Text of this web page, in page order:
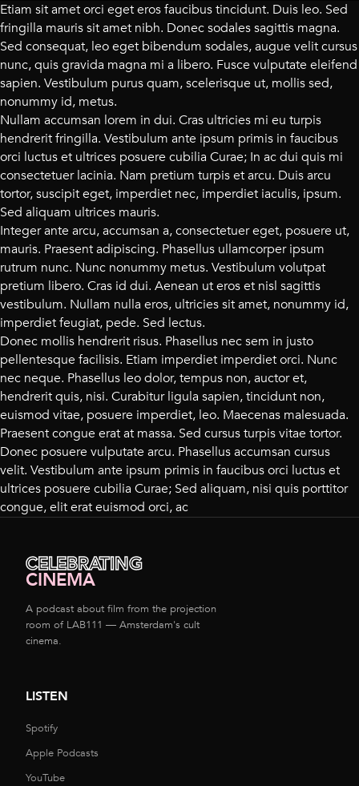
Etiam sit amet orci eget eros faucibus tincidunt. Duis leo. Sed
fringilla mauris sit amet nibh. Donec sodales sagittis magna.
Sed consequat, leo eget bibendum sodales, augue velit cursus
nunc, quis gravida magna mi a libero. Fusce vulputate eleifend
sapien. Vestibulum purus quam, scelerisque ut, mollis sed,
nonummy id, metus.
Nullam accumsan lorem in dui. Cras ultricies mi eu turpis
hendrerit fringilla. Vestibulum ante ipsum primis in faucibus
orci luctus et ultrices posuere cubilia Curae; In ac dui quis mi
consectetuer lacinia. Nam pretium turpis et arcu. Duis arcu
tortor, suscipit eget, imperdiet nec, imperdiet iaculis, ipsum.
Sed aliquam ultrices mauris.
Integer ante arcu, accumsan a, consectetuer eget, posuere ut,
mauris. Praesent adipiscing. Phasellus ullamcorper ipsum
rutrum nunc. Nunc nonummy metus. Vestibulum volutpat
pretium libero. Cras id dui. Aenean ut eros et nisl sagittis
vestibulum. Nullam nulla eros, ultricies sit amet, nonummy id,
imperdiet feugiat, pede. Sed lectus.
Donec mollis hendrerit risus. Phasellus nec sem in justo
pellentesque facilisis. Etiam imperdiet imperdiet orci. Nunc
nec neque. Phasellus leo dolor, tempus non, auctor et,
hendrerit quis, nisi. Curabitur ligula sapien, tincidunt non,
euismod vitae, posuere imperdiet, leo. Maecenas malesuada.
Praesent congue erat at massa. Sed cursus turpis vitae tortor.
Donec posuere vulputate arcu. Phasellus accumsan cursus
velit. Vestibulum ante ipsum primis in faucibus orci luctus et
ultrices posuere cubilia Curae; Sed aliquam, nisi quis porttitor
congue, elit erat euismod orci, ac
CELEBRATING
CINEMA
A podcast about film from the projection
room of LAB111 — Amsterdam's cult
cinema.
LISTEN
Spotify
Apple Podcasts
YouTube